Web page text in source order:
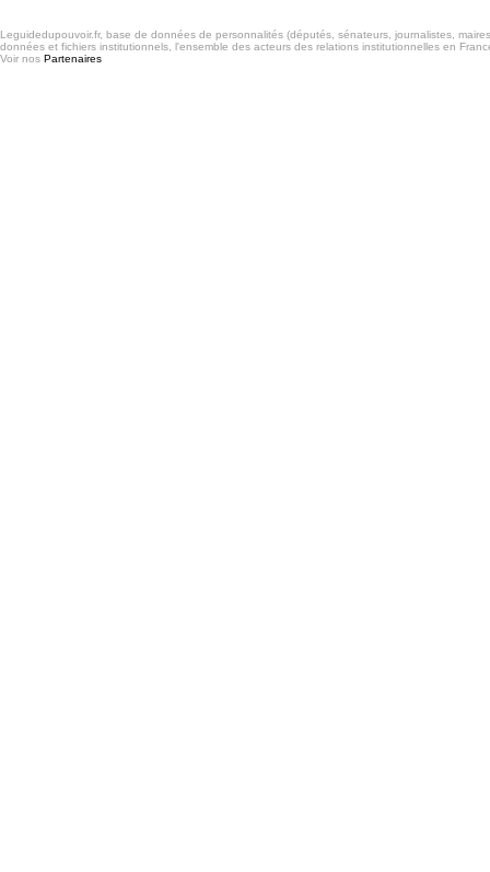
Leguidedupouvoir.fr, base de données de personnalités (députés, sénateurs, journalistes,
données et fichiers institutionnels, l'ensemble des acteurs des relations institutionnelles en
Voir nos Partenaires